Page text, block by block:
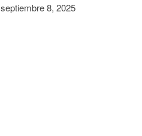
septiembre 8, 2025